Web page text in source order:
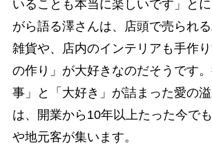
いることも本当に楽しいです」と
がら語る澤さんは、店頭で売られ
雑貨や、店内のインテリアも手作
の作り」が大好きなのだそうです
事」と「大好き」が詰まった愛の
は、開業から10年以上たった今で
や地元客が集います。